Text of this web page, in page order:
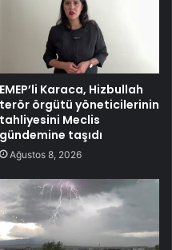
EMEP’li Karaca, Hizbullah
terör örgütü yöneticilerinin
tahliyesini Meclis
gündemine taşıdı
Ağustos 8, 2026